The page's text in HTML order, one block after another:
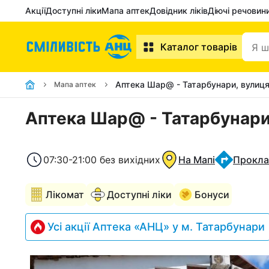
АкціїДоступні лікиМапа аптекДовідник ліківДіючі
Каталог товарів
Мапа аптек Аптека Шар@ - Татарбунари,
Аптека Шар@ -
07:30-21:00 без вихідних На Мапі
Лікомат Доступні ліки Бонуси
Усі акції Аптека «АНЦ» у м. Татарбунари